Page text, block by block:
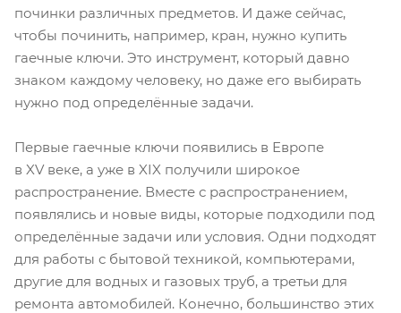
починки различных предметов. И даже сейчас,
чтобы починить, например, кран, нужно купить
гаечные ключи. Это инструмент, который давно
знаком каждому человеку, но даже его выбирать
нужно под определённые задачи.
Первые гаечные ключи появились в Европе
в XV веке, а уже в XIX получили широкое
распространение. Вместе с распространением,
появлялись и новые виды, которые подходили под
определённые задачи или условия. Одни подходят
для работы с бытовой техникой, компьютерами,
другие для водных и газовых труб, а третьи для
ремонта автомобилей. Конечно, большинство этих